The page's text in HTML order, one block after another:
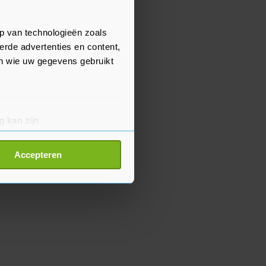
van technologieën zoals
advertenties en content,
wie uw gegevens gebruikt
kan zijn
detailgedeelte
Accepteren